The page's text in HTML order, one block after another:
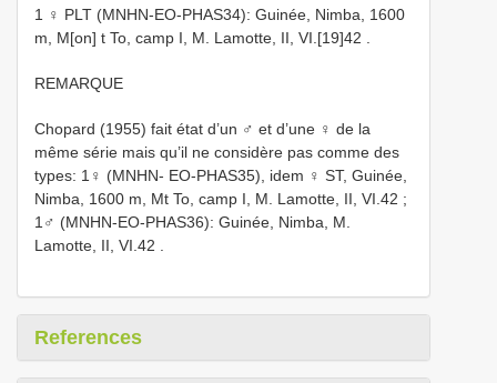
1 ♀ PLT (MNHN-EO-PHAS34): Guinée, Nimba, 1600
m, M[on] t To, camp I, M. Lamotte, II, VI.[19]42
REMARQUE
Chopard (1955) fait état d’un ♂ et d’une ♀ de la
même série mais qu’il ne considère pas comme des
types: 1♀ (MNHN- EO-PHAS35), idem ♀ ST, Guinée,
Nimba, 1600 m, Mt To, camp I, M. Lamotte, II, VI.42 ;
1♂ (MNHN-EO-PHAS36): Guinée, Nimba, M.
Lamotte, II, VI.42
References